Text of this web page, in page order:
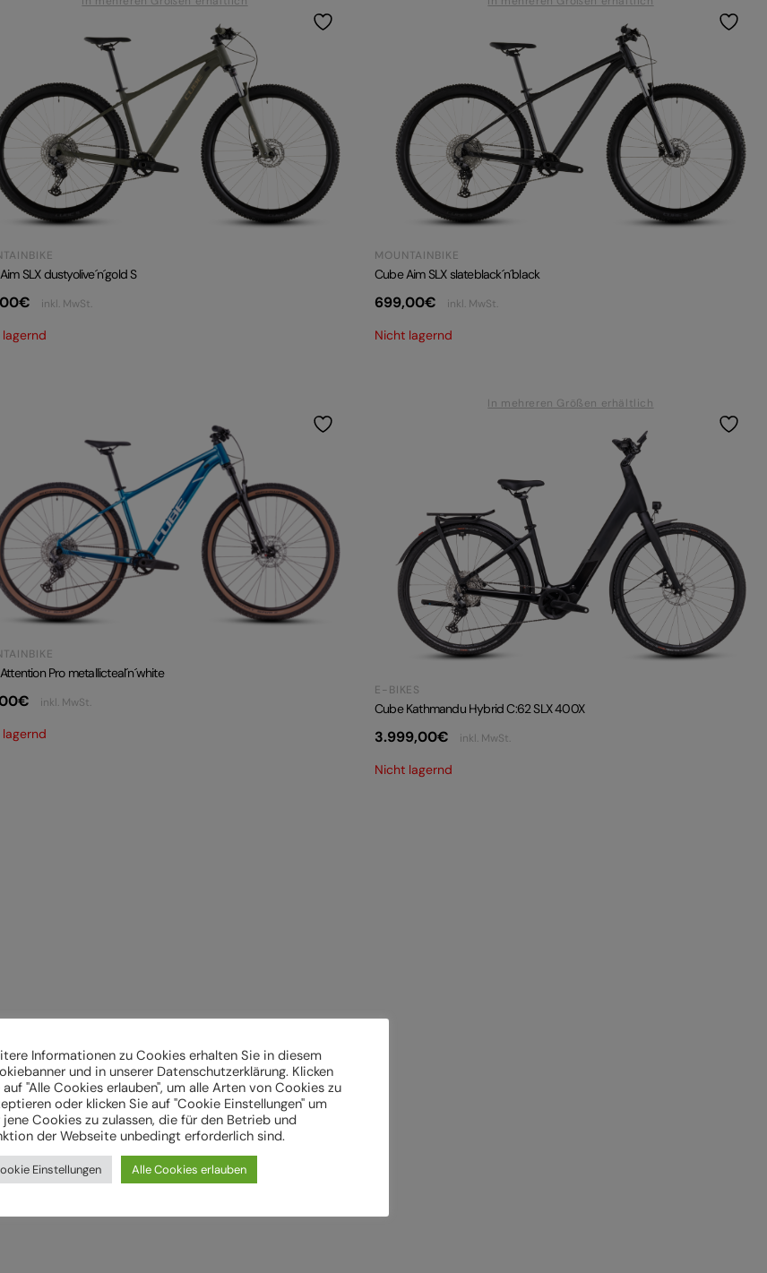
SLX dustyolive´n´gold S
€ inkl. MwSt.
MOUNTAINBIKE
Cube Aim SLX slateblack´n´black
699,00€ inkl. MwSt.
Nicht lagernd
Pro metallicteal´n´white
€ inkl. MwSt.
In mehreren Größen erhältlich
E-BIKES
Cube Kathmandu Hybrid C:62 SLX 400X
3.999,00€ inkl. MwSt.
Nicht lagernd
Informationen zu Cookies erhalten Sie in diesem
und in unserer Datenschutzerklärung. Klicken
auf "Alle Cookies erlauben", um alle Arten von Cookies zu
oder klicken Sie auf "Cookie Einstellungen" um
jene Cookies zu zulassen, die für den Betrieb und
der Webseite unbedingt erforderlich sind.
Einstellungen Alle Cookies erlauben